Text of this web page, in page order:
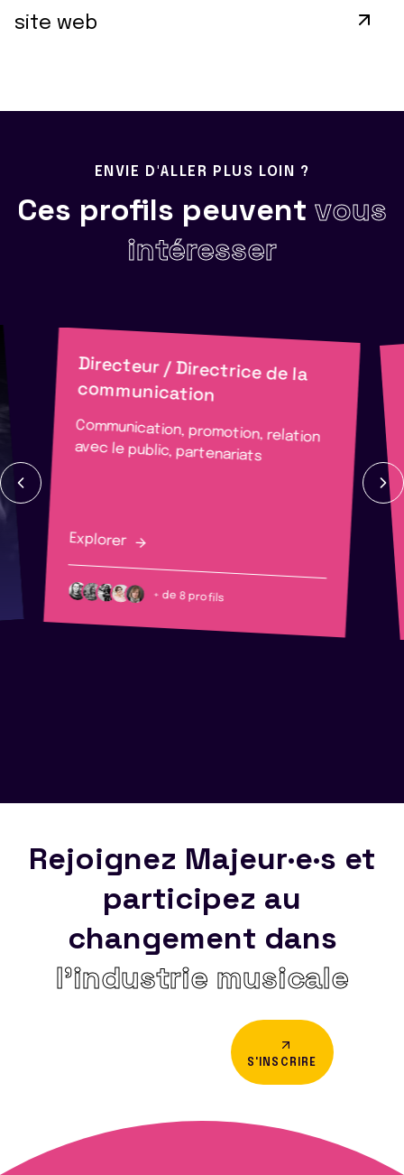
site web
ENVIE D'ALLER PLUS LOIN ?
Ces profils peuvent vous
intéresser
Directeur / Directrice de la
communication
Communication, promotion, relation
avec le public, partenariats
Explorer
+ de 8 profils
Rejoignez Majeur·e·s et
participez au
changement dans
l’industrie musicale
S'INSCRIRE